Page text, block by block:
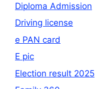
Diploma Admission
Driving license
e PAN card
E pic
Election result 2025